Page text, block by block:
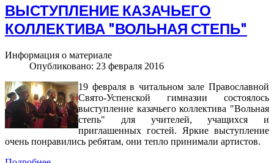
ВЫСТУПЛЕНИЕ КАЗАЧЬЕГО
КОЛЛЕКТИВА "ВОЛЬНАЯ СТЕПЬ"
Информация о материале
Опубликовано: 23 февраля 2016
19 февраля в читальном зале Православной
Свято-Успенской гимназии состоялось
выступление казачьего коллектива "Вольная
степь" для учителей, учащихся и
приглашенных гостей. Яркие выступление
очень понравились ребятам, они тепло принимали артистов.